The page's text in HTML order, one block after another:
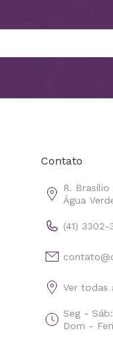
Contato
R.
Água
(41) 3302-
Ver todas
Seg -
Dom -